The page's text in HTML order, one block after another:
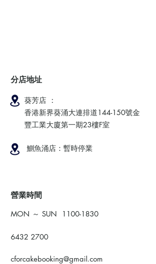
分店地址
葵芳店 ：
香港新界葵涌大連排道144-150號金
豐工業大廈第一期23樓F室
鰂魚涌店：暫時停業
​營業時間
MON ～ SUN 1100-1830
6432 2700
cforcakebooking@gmail.com